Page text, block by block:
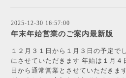
2025-12-30 16:57:00
年末年始営業のご案内最新版
１２月３１日から１月３日の予定で
にさせていただきます 年始は１月４
日から通常営業とさせていただきま